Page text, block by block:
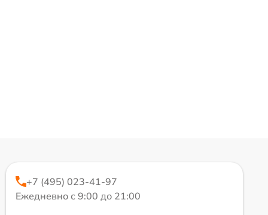
+7 (495) 023-41-97
Ежедневно с 9:00 до 21:00